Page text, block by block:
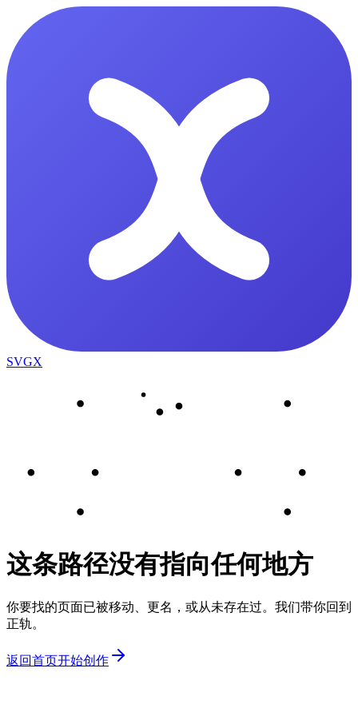
SVGX
这条路径没有指向任何地方
你要找的页面已被移动、更名，或从未存在过。我们带你回到
正轨。
返回首页开始创作